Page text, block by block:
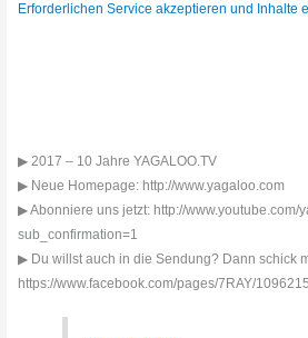
Erforderlichen Service akzeptieren und Inhalte
▶ 2017 – 10 Jahre YAGALOO.TV
▶ Neue Homepage: http://www.yagaloo.com
▶ Abonniere uns jetzt: http://www.youtube.com/
sub_confirmation=1
▶ Du willst auch in die Sendung? Dann schick
https://www.facebook.com/pages/7RAY/